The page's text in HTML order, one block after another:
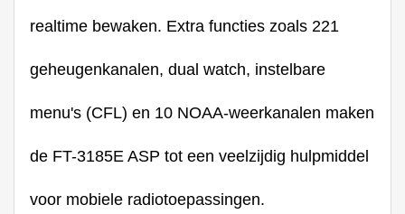
realtime bewaken. Extra functies zoals 221
geheugenkanalen, dual watch, instelbare
menu's (CFL) en 10 NOAA-weerkanalen maken
de FT-3185E ASP tot een veelzijdig hulpmiddel
voor mobiele radiotoepassingen.